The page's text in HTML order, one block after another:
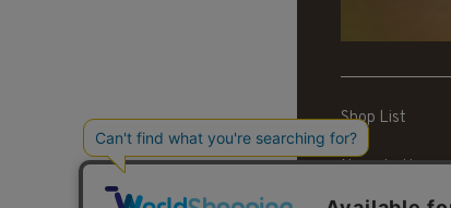
Shop List
News Letter